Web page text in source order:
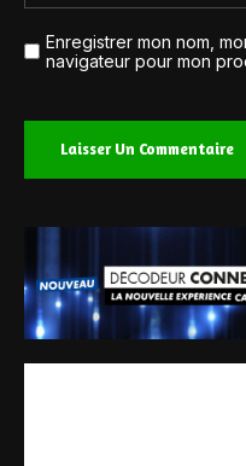
Enregistrer mon nom,
navigateur pour mon